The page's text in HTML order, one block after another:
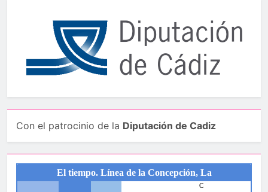
Con el patrocinio de la Diputación de Cadiz